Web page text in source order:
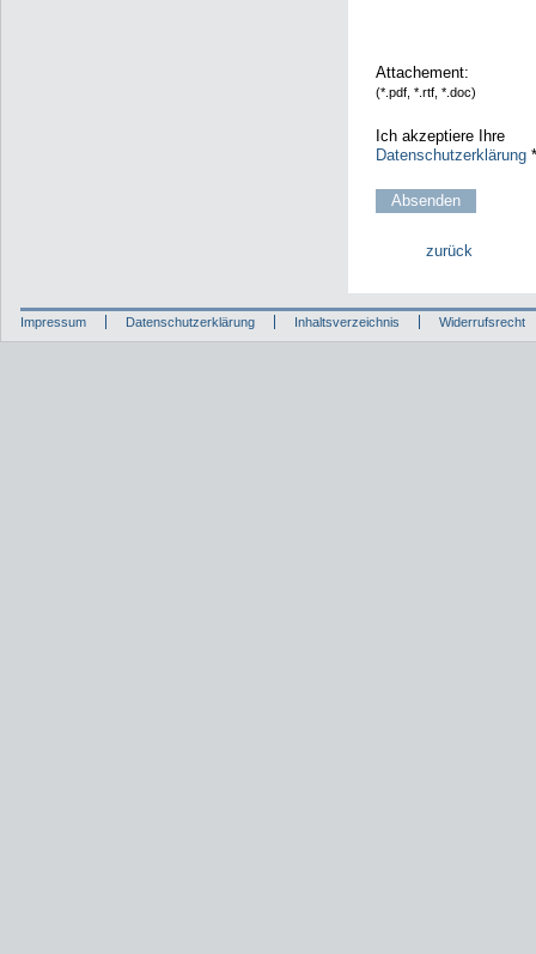
Attachement:
(*.pdf, *.rtf, *.doc)
Ich akzeptiere Ihre
Datenschutzerklärung*
zurück
Impressum Datenschutzerklärung Inhaltsverzeichnis Widerrufsrecht